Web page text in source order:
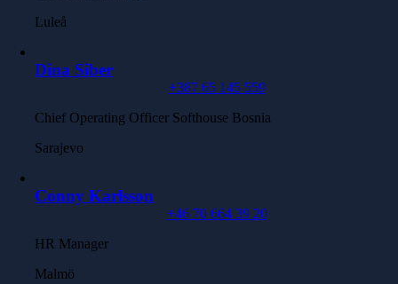
Luleå
Dina Siber
+387 65 145 559
Chief Operating Officer Softhouse Bosnia
Sarajevo
Conny Karlsson
+46 70 664 39 20
HR Manager
Malmö